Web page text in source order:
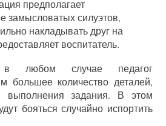
предполагает
замысловатых силуэтов,
накладывать друг на
воспитатель.
любом случае педагог
большее количество деталей,
выполнения задания. В этом
бояться случайно испортить